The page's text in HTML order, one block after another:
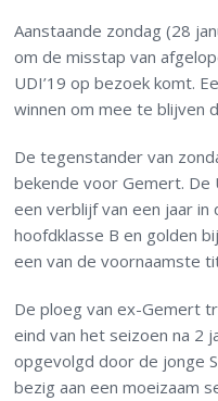
Aanstaande zondag (28
om de misstap van
UDI’19 op bezoek komt.
winnen om mee te blijven
De tegenstander van
bekende voor Gemert. De
een verblijf van een jaar
hoofdklasse B en golden
een van de voornaamste
De ploeg van ex-Gemert
eind van het seizoen na 2
opgevolgd door de jonge
bezig aan een moeizaam